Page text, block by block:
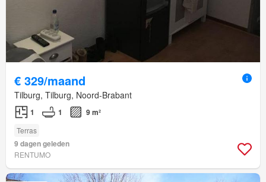
€ 329/maand
Tilburg, Tilburg, Noord-Brabant
1 1 9 m²
Terras
9 dagen geleden
RENTUMO